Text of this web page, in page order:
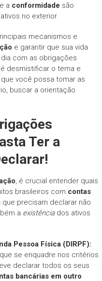
a conformidade são
no exterior.
mecanismos e
e garantir que sua vida
com as obrigações
desmistificar o tema e
você possa tomar as
buscar a orientação
Ter a
, é crucial entender quais
brasileiros com contas
precisam declarar não
a existênciados ativos
Pessoa Física (DIRPF):
se enquadre nos critérios
declarar todos os seus
bancárias em outro